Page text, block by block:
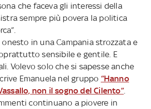
che faceva gli interessi della
sempre più povera la politica
onesto in una Campania strozzata e
sensibile e gentile. E
Volevo solo che si sapesse anche
Emanuela nel gruppo “Hanno
non il sogno del Cilento”.
continuano a piovere in